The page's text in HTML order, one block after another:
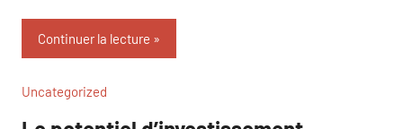
Continuer la lecture
Uncategorized